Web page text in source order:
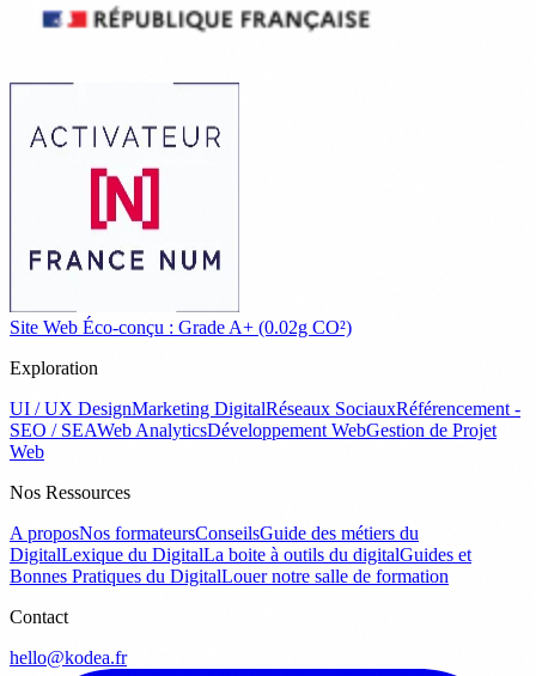
Site Web Éco-conçu : Grade A+ (0.02g CO²)
Exploration
UI / UX DesignMarketing DigitalRéseaux SociauxRéférencement -
SEO / SEAWeb AnalyticsDéveloppement WebGestion de Projet
Web
Nos Ressources
A proposNos formateursConseilsGuide des métiers du
DigitalLexique du DigitalLa boite à outils du digitalGuides et
Bonnes Pratiques du DigitalLouer notre salle de formation
Contact
hello@kodea.fr